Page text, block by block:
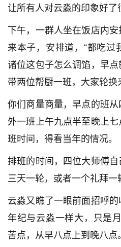
让所有人对云淼的印象好了
下午，一群人坐在饭店内
来本子，安排道，“都吃
诸位这包子怎么调馅，早
带两位帮厨一班，大家轮换
你们商量商量，早点的班
外一班上午九点半至晚上
班时间，得看当年的情况。
排班的时间，四位大师傅
三天一轮，或者一个礼拜一
云淼又瞧了一眼前面招呼
年纪与云淼一样大，只是
苦点，从早八点上到晚八点